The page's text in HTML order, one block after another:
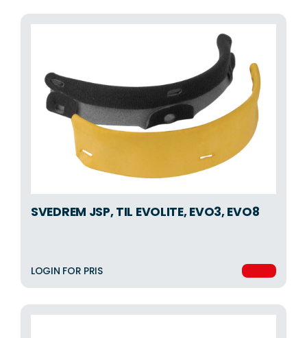
SVEDREM JSP, TIL EVOLITE, EVO3, EVO8
LOGIN FOR PRIS